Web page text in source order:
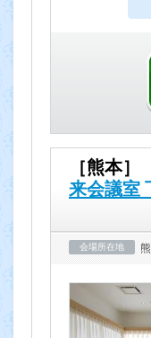
［熊本］
来会議室
会場所在地